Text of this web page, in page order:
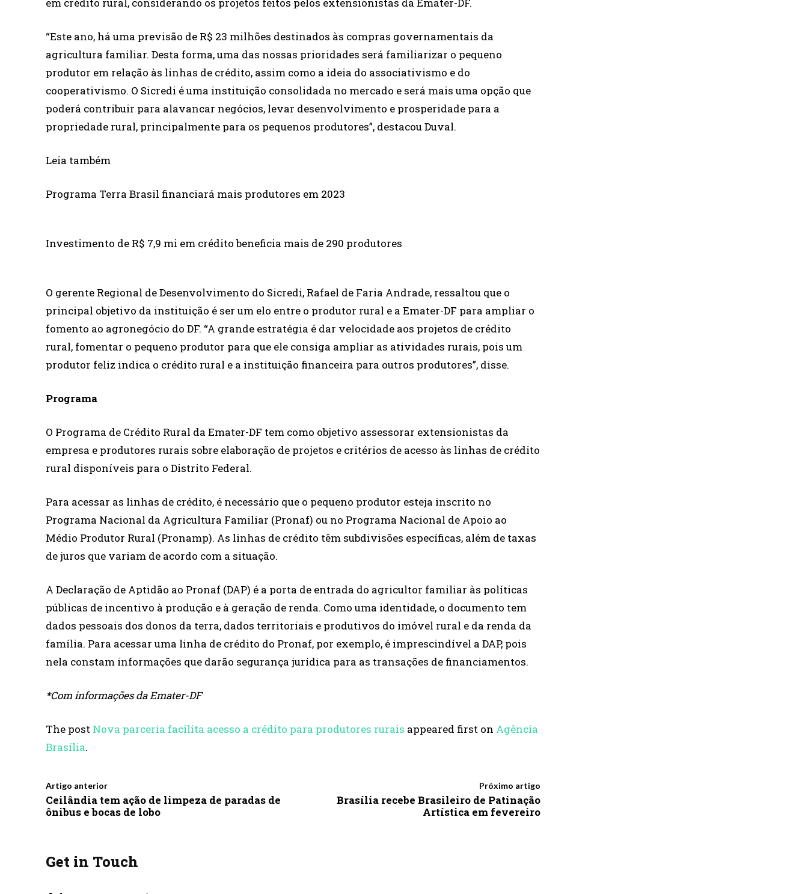
“Este ano, há uma previsão de R$ 23 milhões destinados às compras governamentais da
agricultura familiar. Desta forma, uma das nossas prioridades será familiarizar o pequeno
produtor em relação às linhas de crédito, assim como a ideia do associativismo e do
cooperativismo. O Sicredi é uma instituição consolidada no mercado e será mais uma opção que
poderá contribuir para alavancar negócios, levar desenvolvimento e prosperidade para a
propriedade rural, principalmente para os pequenos produtores”, destacou Duval.
Leia também
Programa Terra Brasil financiará mais produtores em 2023
Investimento de R$ 7,9 mi em crédito beneficia mais de 290 produtores
O gerente Regional de Desenvolvimento do Sicredi, Rafael de Faria Andrade, ressaltou que o
principal objetivo da instituição é ser um elo entre o produtor rural e a Emater-DF para ampliar o
fomento ao agronegócio do DF. “A grande estratégia é dar velocidade aos projetos de crédito
rural, fomentar o pequeno produtor para que ele consiga ampliar as atividades rurais, pois um
produtor feliz indica o crédito rural e a instituição financeira para outros produtores”, disse.
Programa
O Programa de Crédito Rural da Emater-DF tem como objetivo assessorar extensionistas da
empresa e produtores rurais sobre elaboração de projetos e critérios de acesso às linhas de crédito
rural disponíveis para o Distrito Federal.
Para acessar as linhas de crédito, é necessário que o pequeno produtor esteja inscrito no
Programa Nacional da Agricultura Familiar (Pronaf) ou no Programa Nacional de Apoio ao
Médio Produtor Rural (Pronamp). As linhas de crédito têm subdivisões específicas, além de taxas
de juros que variam de acordo com a situação.
A Declaração de Aptidão ao Pronaf (DAP) é a porta de entrada do agricultor familiar às políticas
públicas de incentivo à produção e à geração de renda. Como uma identidade, o documento tem
dados pessoais dos donos da terra, dados territoriais e produtivos do imóvel rural e da renda da
família. Para acessar uma linha de crédito do Pronaf, por exemplo, é imprescindível a DAP, pois
nela constam informações que darão segurança jurídica para as transações de financiamentos.
*Com informações da Emater-DF
The post Nova parceria facilita acesso a crédito para produtores rurais appeared first on Agência
Brasília.
Artigo anterior
Ceilândia tem ação de limpeza de paradas de
ônibus e bocas de lobo
Próximo artigo
Brasília recebe Brasileiro de Patinação
Artística em fevereiro
Get in Touch